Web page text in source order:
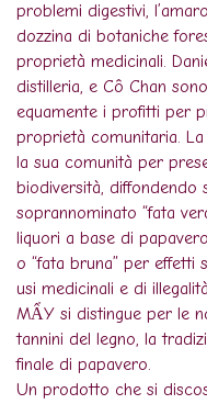
problemi digestivi,
dozzina di botaniche
proprietà medicinali.
distilleria, e Cô Chan
equamente i profitti per
proprietà comunitaria.
la sua comunità per
biodiversità, diffondendo
soprannominato “fata
liquori a base di
o “fata bruna” per effetti
usi medicinali e di
MẨY si distingue per le
tannini del legno, la
finale di papavero.
Un prodotto che si